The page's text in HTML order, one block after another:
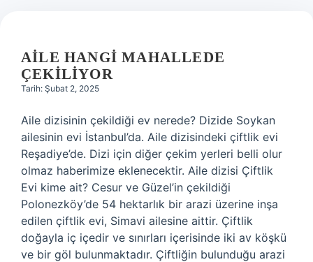
AILE HANGI MAHALLEDE
ÇEKILIYOR
Tarih: Şubat 2, 2025
Aile dizisinin çekildiği ev nerede? Dizide Soykan
ailesinin evi İstanbul’da. Aile dizisindeki çiftlik evi
Reşadiye’de. Dizi için diğer çekim yerleri belli olur
olmaz haberimize eklenecektir. Aile dizisi Çiftlik
Evi kime ait? Cesur ve Güzel’in çekildiği
Polonezköy’de 54 hektarlık bir arazi üzerine inşa
edilen çiftlik evi, Simavi ailesine aittir. Çiftlik
doğayla iç içedir ve sınırları içerisinde iki av köşkü
ve bir göl bulunmaktadır. Çiftliğin bulunduğu arazi